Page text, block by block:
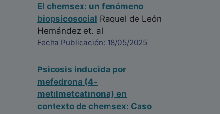
El chemsex: un fenómeno
biopsicosocial Raquel de León
Hernández et. al
Fecha Publicación: 18/05/2025
Psicosis inducida por
mefedrona (4-
metilmetcatinona) en
contexto de chemsex: Caso